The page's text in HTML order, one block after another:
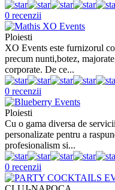
0 recenzii
Ploiesti
XO Events este furnizorul
precum nunti,botez,
corporate. De ce...
0 recenzii
Ploiesti
Cu o gama diversa de
personalizate pentru a
profesionalism si...
0 recenzii